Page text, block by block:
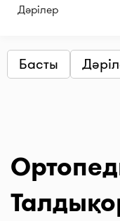
Дәрілер
Басты